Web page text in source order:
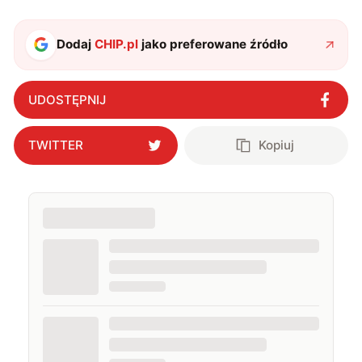
DodajCHIP.pl jako preferowane źródło
UDOSTĘPNIJ
TWITTER Kopiuj